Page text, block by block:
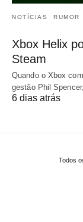
NOTÍCIAS RUMOR
Xbox Helix
Steam
Quando o Xbox
gestão Phil
6 dias atrás
Todos